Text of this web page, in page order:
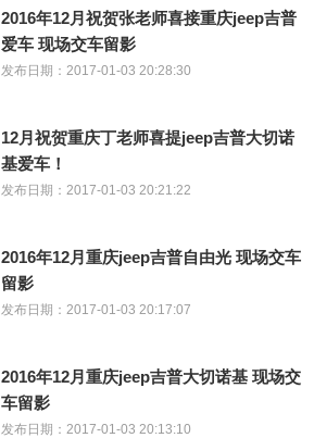
2016年12月祝贺张老师喜接重庆jeep吉普
爱车 现场交车留影
发布日期：2017-01-03 20:28:30
12月祝贺重庆丁老师喜提jeep吉普大切诺
基爱车！
发布日期：2017-01-03 20:21:22
2016年12月重庆jeep吉普自由光 现场交车
留影
发布日期：2017-01-03 20:17:07
2016年12月重庆jeep吉普大切诺基 现场交
车留影
发布日期：2017-01-03 20:13:10